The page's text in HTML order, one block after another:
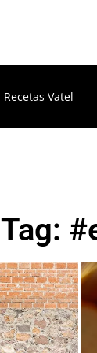
Recetas Vatel
Tag: